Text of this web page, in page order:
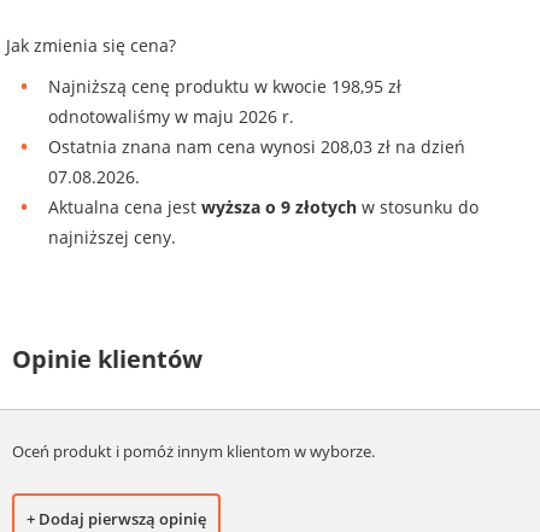
Jak zmienia się cena?
Najniższą cenę produktu w kwocie 198,95 zł
odnotowaliśmy w maju 2026 r.
Ostatnia znana nam cena wynosi 208,03 zł na dzień
07.08.2026.
Aktualna cena jest wyższa o 9 złotych w stosunku do
najniższej ceny.
Opinie klientów
Oceń produkt i pomóż innym klientom w wyborze.
+ Dodaj pierwszą opinię